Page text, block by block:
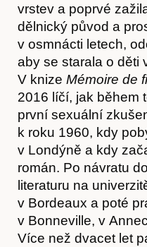
vrstev a poprvé
dělnický původ a
v osmnácti letech,
aby se starala o děti
V knize Mémoire de
2016 líčí, jak během
první sexuální
k roku 1960, kdy
v Londýně a kdy
román. Po návratu
literaturu na
v Bordeaux a poté
v Bonneville, v
Více než dvacet let